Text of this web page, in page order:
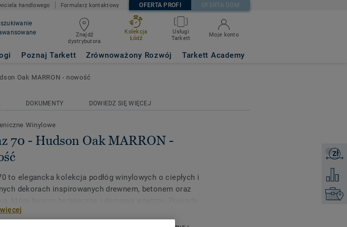
handlowego Formularz kontaktowy OFERTA PROFI OFERTA DOM
Znajdź
dystrybutora
Kolekcja
Łódź
Usługi
Tarkett
Moje konto
Poznaj Tarkett Zrównoważony Rozwój Tarkett Academy
- nowość
zł
Dodaj
Oak MARRON - nowość
DOKUMENTY DOWIEDZ SIĘ WIĘCEJ
Winylowe
70 - Hudson Oak MARRON -
to elegancka kolekcja podłóg winylowych o ciepłych i
dekorach inspirowanych drewnem, betonem oraz
antypoślizgowe, które nadają jej wysoką
w przestrzeniach, gdzie odporność na poślizg ma